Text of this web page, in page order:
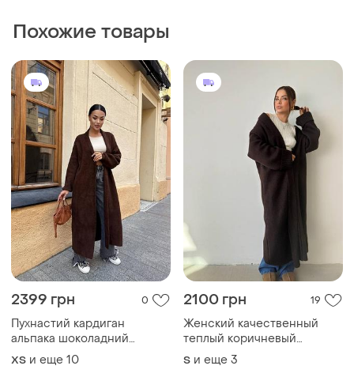
Похожие товары
2399 грн 0
Пухнастий кардиган
альпака шоколадний
кардиган альпака
шоколадний кардиган
ХS и еще 10
2100 грн 19
Женский качественный
теплый коричневый
кашемировый длинный
кардиган шерсть кашемир
S и еще 3